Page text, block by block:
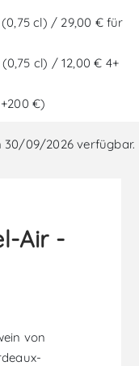
(0,75 cl) / 29,00 € für
cl) / 12,00 € 4+
€)
30/09/2026 verfügbar.
Air -
von